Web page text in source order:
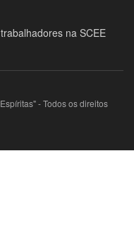
na SCEE
- Todos os direitos